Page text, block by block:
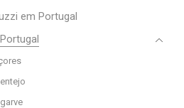
em Portugal